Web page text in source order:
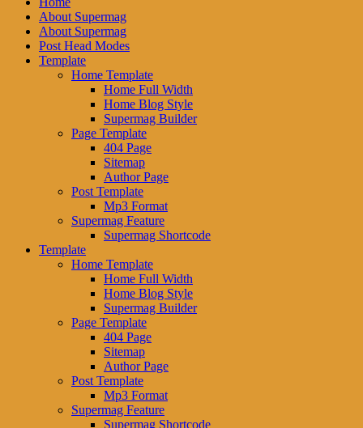
About Supermag
About Supermag
Post Head Modes
Template
Home Template
Home Full Width
Home Blog Style
Supermag Builder
Page Template
404 Page
Sitemap
Author Page
Post Template
Mp3 Format
Supermag Feature
Supermag Shortcode
Template
Home Template
Home Full Width
Home Blog Style
Supermag Builder
Page Template
404 Page
Sitemap
Author Page
Post Template
Mp3 Format
Supermag Feature
Supermag Shortcode